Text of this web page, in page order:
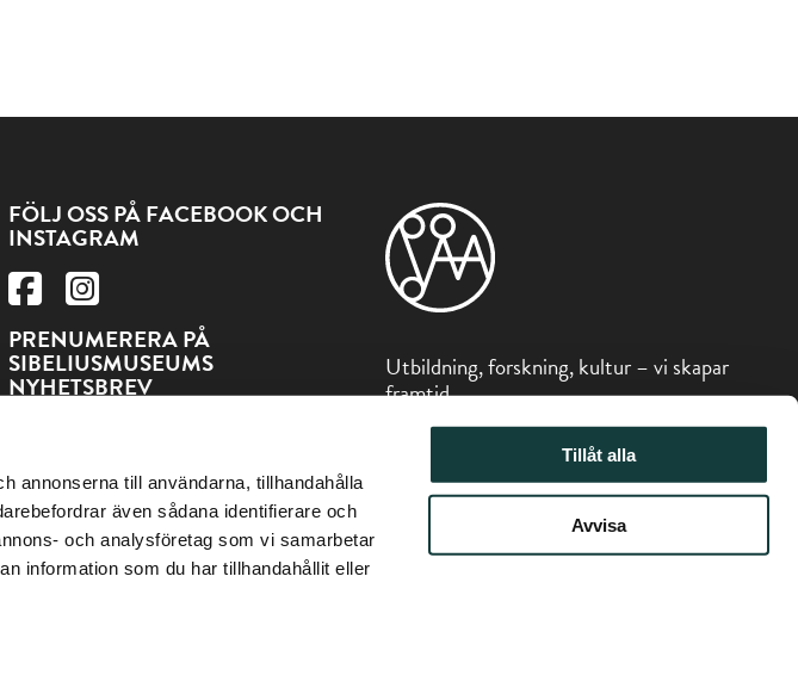
annonserna till användarna, tillhandahålla
även sådana identifierare och
och analysföretag som vi samarbetar
information som du har tillhandahållit eller
Tillåt alla
Avvisa
FÖLJ OSS PÅ FACEBOOK OCH
INSTAGRAM
PRENUMERERA PÅ
SIBELIUSMUSEUMS
NYHETSBREV
Utbildning, forskning, kultur – vi skapar
framtid
Sibeliusmuseum är en del av Stiftelsen
för Åbo Akademi.